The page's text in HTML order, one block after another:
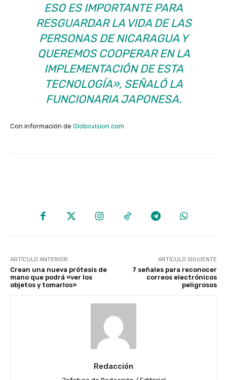
ESO ES IMPORTANTE PARA
RESGUARDAR LA VIDA DE LAS
PERSONAS DE NICARAGUA Y
QUEREMOS COOPERAR EN LA
IMPLEMENTACIÓN DE ESTA
TECNOLOGÍA», SEÑALÓ LA
FUNCIONARIA JAPONESA.
Con información de Globovision.com
ARTÍCULO ANTERIOR
Crean una nueva prótesis de
mano que podrá «ver los
objetos y tomarlos»
ARTÍCULO SIGUIENTE
7 señales para reconocer
correos electrónicos
peligrosos
Redacción